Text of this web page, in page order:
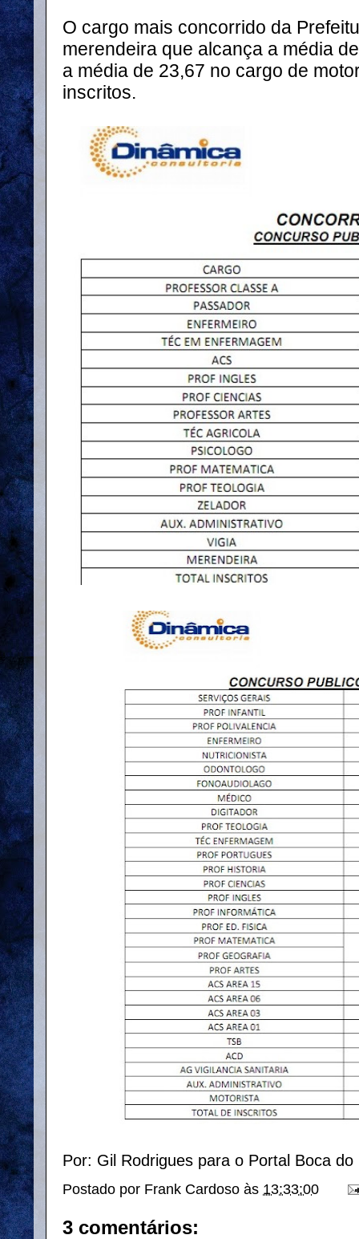
O cargo mais concorrido da
merendeira que alcança a média
a média de 23,67 no cargo de
inscritos.
Por: Gil Rodrigues para o Portal Boca do
Postado por Frank Cardoso às 13:33:00
3 comentários: